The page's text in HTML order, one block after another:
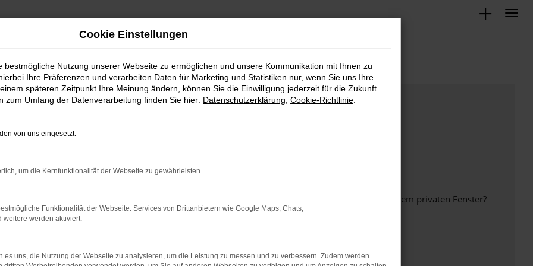
bestimmter Seiten verhindern. Funktioniert die Seite in einem anderen Browser oder in einem privaten Fenster?
beheben.
auf dem neuesten Stand sind.
kann auch dazu führen, dass bestimmte Funktionen nicht mehr unterstützt werden.
Cookie Einstellungen
bestmögliche Nutzung unserer Webseite zu ermöglichen und unsere Kommunikation mit Ihnen zu
Ihre Präferenzen und verarbeiten Daten für Marketing und Statistiken nur, wenn Sie uns Ihre
späteren Zeitpunkt Ihre Meinung ändern, können Sie die Einwilligung jederzeit für die Zukunft
zum Umfang der Datenverarbeitung finden Sie hier: Datenschutzerklärung Cookie-Richtlinie
von uns eingesetzt:
um die Kernfunktionalität der Webseite zu gewährleisten.
Funktionalität der Webseite. Services von Drittanbietern wie Google Maps, Chats,
weitere werden aktiviert.
es uns, die Nutzung der Webseite zu analysieren, um die Leistung zu messen und zu verbessern. Zudem werden